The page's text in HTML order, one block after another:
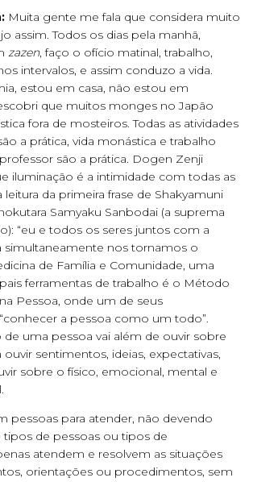
Muita gente me fala que considera muito
assim. Todos os dias pela manhã,
zazen, faço o ofício matinal, trabalho,
intervalos, e assim conduzo a vida.
estou em casa, não estou em
que muitos monges no Japão
fora de mosteiros. Todas as atividades
a prática, vida monástica e trabalho
são a prática. Dogen Zenji
iluminação é a intimidade com todas as
leitura da primeira frase de Shakyamuni
Samyaku Sanbodai (a suprema
“eu e todos os seres juntos com a
simultaneamente nos tornamos o
de Família e Comunidade, uma
ferramentas de trabalho é o Método
Pessoa, onde um de seus
a pessoa como um todo”.
uma pessoa vai além de ouvir sobre
sentimentos, ideias, expectativas,
sobre o físico, emocional, mental e
pessoas para atender, não devendo
tipos de pessoas ou tipos de
atendem e resolvem as situações
orientações ou procedimentos, sem